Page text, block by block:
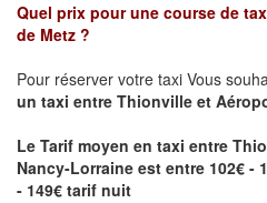
Quel prix pour une course de
de Metz ?
Pour réserver votre taxi Vous
un taxi entre Thionville et
Le Tarif moyen en taxi entre
Nancy-Lorraine est entre 102€
- 149€ tarif nuit